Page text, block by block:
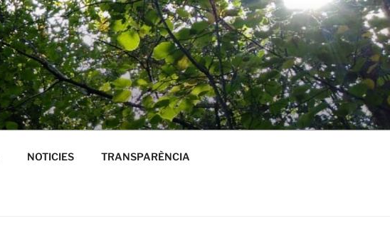
NOTICIES TRANSPARÈNCIA